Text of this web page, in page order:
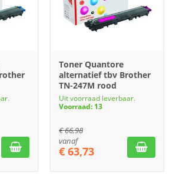
Toner Quantore
alternatief tbv Brother
TN-247M rood
Uit voorraad leverbaar.
Voorraad: 13
€66,98
vanaf
€ 63,73